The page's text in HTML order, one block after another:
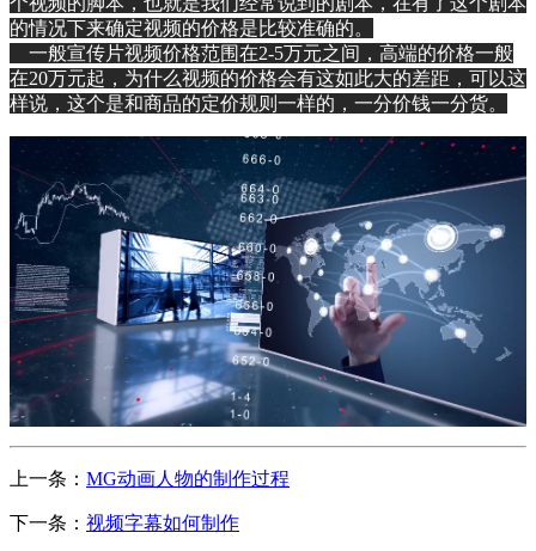
的情况下来确定视频的价格是比较准确的。
一般宣传片视频价格范围在2-5万元之间，高端的价格一般
在20万元起，为什么视频的价格会有这如此大的差距，可以这
样说，这个是和商品的定价规则一样的，一分价钱一分货。
上一条： MG动画人物的制作过程
下一条： 视频字幕如何制作